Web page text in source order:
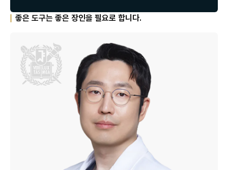
좋은 도구는 좋은 장인을 필요로 합니다.